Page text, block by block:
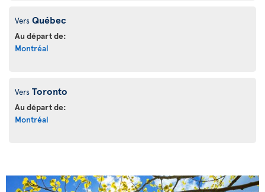
Vers Québec
Au départ de:
Montréal
Vers Toronto
Au départ de:
Montréal